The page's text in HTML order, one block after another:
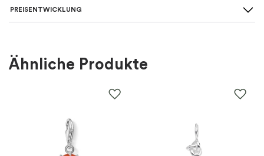
Für wen:
PREISENTWICKLUNG
Ähnliche Produkte